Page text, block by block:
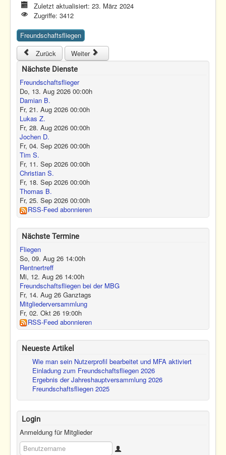
Zuletzt aktualisiert: 23. März 2024
Zugriffe: 3412
Freundschaftsfliegen
Previous article: Freundschaftsfliegen 2023
Zurück Next article: Mitteilung
Weiter
Nächste Dienste
Freundschaftsflieger
Do, 13. Aug 2026 00:00h
Damian B.
Fr, 21. Aug 2026 00:00h
Lukas Z.
Fr, 28. Aug 2026 00:00h
Jochen D.
Fr, 04. Sep 2026 00:00h
Tim S.
Fr, 11. Sep 2026 00:00h
Christian S.
Fr, 18. Sep 2026 00:00h
Thomas B.
Fr, 25. Sep 2026 00:00h
RSS-Feed abonnieren
Nächste Termine
Fliegen
So, 09. Aug 26 14:00h
Rentnertreff
Mi, 12. Aug 26 14:00h
Freundschaftsfliegen bei der MBG
Fr, 14. Aug 26 Ganztags
Mitgliederversammlung
Fr, 02. Okt 26 19:00h
RSS-Feed abonnieren
Neueste Artikel
Wie man sein Nutzerprofil bearbeitet und MFA aktiviert
Einladung zum Freundschaftsfliegen 2026
Ergebnis der Jahreshauptversammlung 2026
Freundschaftsfliegen 2025
Login
Anmeldung für Mitglieder